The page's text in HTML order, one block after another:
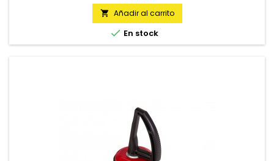
 Añadir al carrito
 En stock